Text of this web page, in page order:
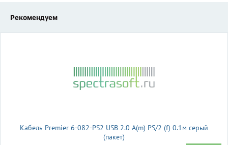
Рекомендуем
Кабель Premier 6-082-PS2 USB 2.0 A(m) PS/2 (f) 0.1м серый
(пакет)